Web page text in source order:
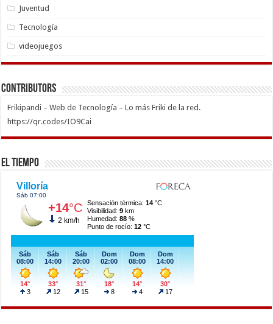
Juventud
Tecnología
videojuegos
Contributors
Frikipandi – Web de Tecnología – Lo más Friki de la red.
https://qr.codes/IO9Cai
El Tiempo